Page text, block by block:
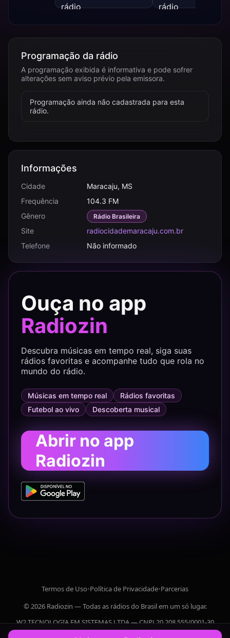
Programação da rádio
A programação exibida é informativa e pode sofrer
alterações sem aviso prévio pela emissora.
Programação ainda não cadastrada para esta
rádio.
Informações
Cidade
Maracaju, MS
Frequência
104.3 FM
Gênero
Rádio Brasileira
Site
radiocidademaracaju.com.br
Telefone
Não informado
Ouça no app
Radiozin
Descubra músicas em tempo real, siga suas
rádios favoritas e acompanhe tudo que rola no
mundo do rádio.
Músicas em tempo real
Rádios favoritas
Futebol ao vivo
Descoberta musical
Abrir no app
Radiozin
Termos de Uso•Política de Privacidade•Parcerias
© 2026 Radiozin — Todas as rádios do Brasil em um só lugar.
W2 TECNOLOGIA EM SISTEMAS LTDA — CNPJ 20.208.555/0001-30